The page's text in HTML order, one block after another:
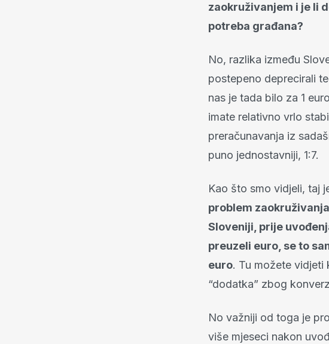
zaokruživanjem i je li
potreba građana?
No, razlika između
postepeno deprecirali
nas je tada bilo za 1
imate relativno vrlo
preračunavanja iz
puno jednostavniji, 1:7.
Kao što smo vidjeli, taj
problem
Sloveniji, prije
preuzeli euro, se to
euro. Tu možete vidjeti
“dodatka” zbog
No važniji od toga je
više mjeseci nakon